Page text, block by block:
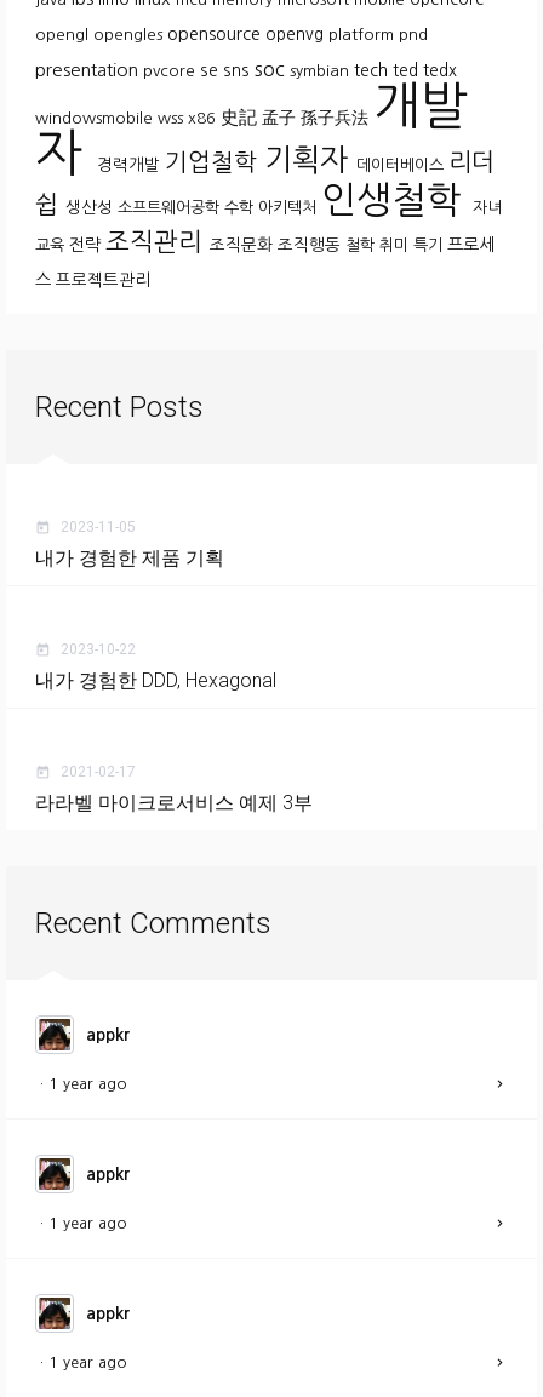
opengl opengles opensource openvg platform pnd
presentation pvcore se sns soc symbian tech ted tedx
windowsmobile wss x86 史記 孟子 孫子兵法 개발
자
경력개발 기업철학 기획자 데이터베이스 리더
쉽 생산성 소프트웨어공학 수학 아키텍처 인생철학 자녀
교육 전략 조직관리 조직문화 조직행동 철학 취미 특기 프로세
스 프로젝트관리
Recent Posts
today 2023-11-05
내가 경험한 제품 기획
today 2023-10-22
내가 경험한 DDD, Hexagonal
today 2021-02-17
라라벨 마이크로서비스 예제 3부
Recent Comments
appkr
· 1 year ago
appkr
· 1 year ago
appkr
· 1 year ago